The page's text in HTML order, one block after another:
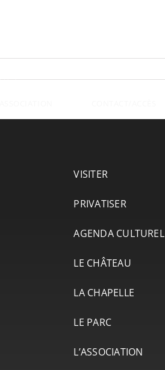
VISITER
PRIVATISER
AGENDA CULTUREL
LE CHÂTEAU
LA CHAPELLE
LE PARC
L’ASSOCIATION